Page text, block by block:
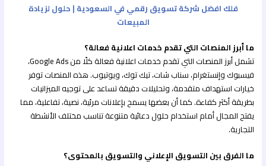
فلك افضل شركة تسويق رقمي في السعودية | حلول لزيادة
المبيعات
ما أبرز المنصات التي تقدم خدمات اعلانية فعالة؟
تشمل أبرز المنصات التي تقدم خدمات اعلانية فعالة كلًا من Google Ads،
فيسبوك وإنستغرام، سناب شات، تيك توك، ويوتيوب. هذه المنصات توفر
خيارات استهداف متقدمة، وتحليلات دقيقة تساعد على توجيه الميزانيات
بطريقة أكثر كفاءة. كما أن بعضها يسمح بإعلانات مرئية، نصية، تفاعلية، مما
يفتح المجال أمام استخدام حلول دعائية متنوعة تناسب مختلف الأنشطة
التجارية.
ما الفرق بين التسويق الإعلاني والتسويق بالمحتوى؟